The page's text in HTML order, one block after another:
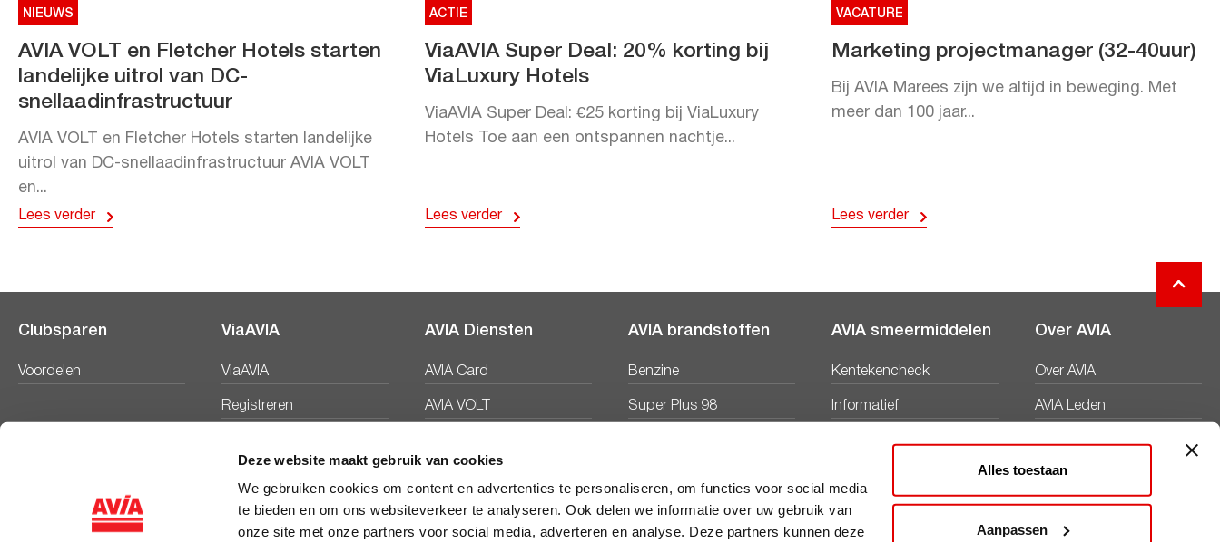
Deze website maakt gebruik van cookies
We gebruiken cookies om content en advertenties te personaliseren, om functies voor social media
te bieden en om ons websiteverkeer te analyseren. Ook delen we informatie over uw gebruik van
onze site met onze partners voor social media, adverteren en analyse. Deze partners kunnen deze
Alles toestaan
Aanpassen
NIEUWS
AVIA VOLT en Fletcher Hotels starten
landelijke uitrol van DC-
snellaadinfrastructuur
AVIA VOLT en Fletcher Hotels starten landelijke
uitrol van DC-snellaadinfrastructuur AVIA VOLT
en...
Lees verder
ACTIE
ViaAVIA Super Deal: 20% korting bij
ViaLuxury Hotels
ViaAVIA Super Deal: €25 korting bij ViaLuxury
Hotels Toe aan een ontspannen nachtje...
Lees verder
VACATURE
Marketing projectmanager (32-40uur)
Bij AVIA Marees zijn we altijd in beweging. Met
meer dan 100 jaar...
Lees verder
Clubsparen
Voordelen
ViaAVIA
ViaAVIA
Registreren
AVIA Diensten
AVIA Card
AVIA VOLT
AVIA brandstoffen
Benzine
Super Plus 98
AVIA smeermiddelen
Kentekencheck
Informatief
Productbladen
Over AVIA
Over AVIA
AVIA Leden
Nieuws
Duurzaamheid
Werken bij